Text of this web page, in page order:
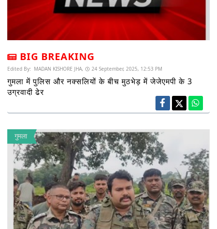
BIG BREAKING
Edited By: MADAN KISHORE JHA, 24 September, 2025, 12:53 PM
गुमला में पुलिस और नक्सलियों के बीच मुठभेड़ में जेजेएमपी के 3
उग्रवादी ढेर
गुमला